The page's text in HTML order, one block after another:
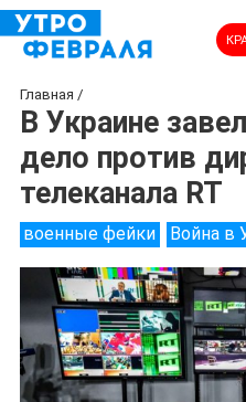
Главная /
В Украине
дело против
телеканала RT
военные фейки Война в